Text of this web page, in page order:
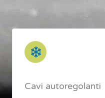
Cavi autoregolanti